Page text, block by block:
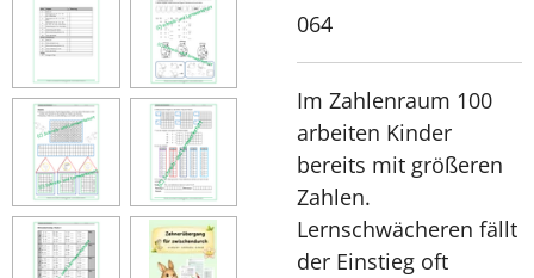
064
Im Zahlenraum 100
arbeiten Kinder
bereits mit größeren
Zahlen.
Lernschwächeren fällt
der Einstieg oft